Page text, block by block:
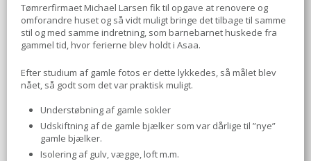
Tømrerfirmaet Michael Larsen fik til opgave at renovere og
omforandre huset og så vidt muligt bringe det tilbage til samme
stil og med samme indretning, som barnebarnet huskede fra
gammel tid, hvor ferierne blev holdt i Asaa.
Efter studium af gamle fotos er dette lykkedes, så målet blev
nået, så godt som det var praktisk muligt.
Understøbning af gamle sokler
Udskiftning af de gamle bjælker som var dårlige til ”nye”
gamle bjælker.
Isolering af gulv, vægge, loft m.m.